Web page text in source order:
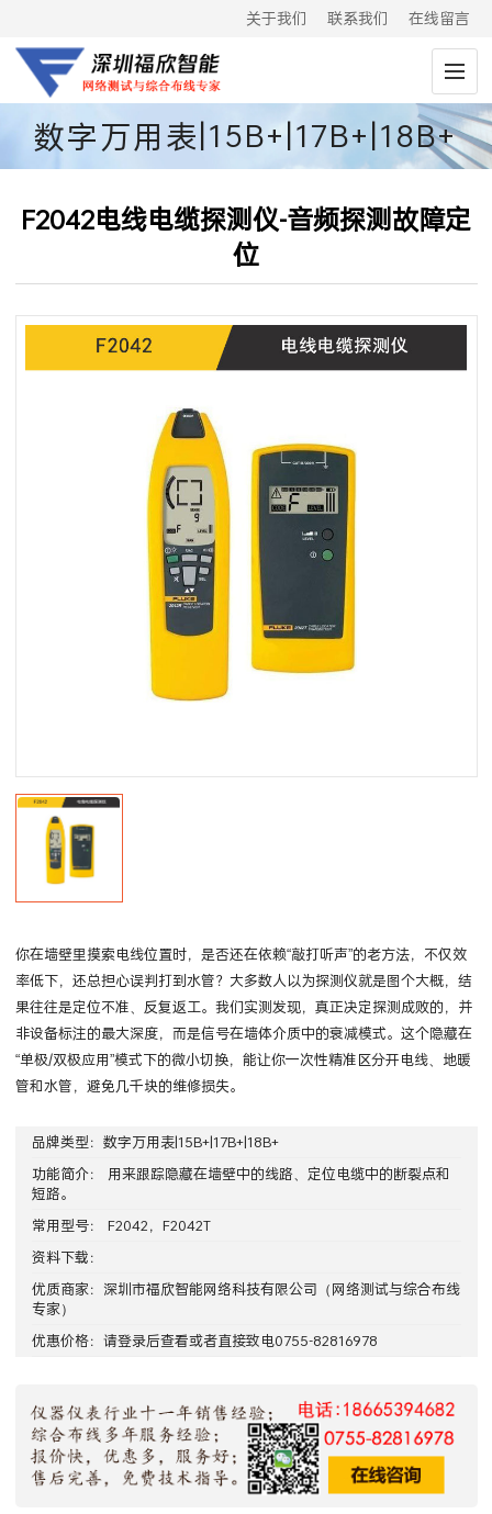
关于我们 联系我们 在线留言
数字万用表|15B+|17B+|18B+
F2042电线电缆探测仪-音频探测故障定
位
你在墙壁里摸索电线位置时，是否还在依赖“敲打听声”的老方法，不仅效
率低下，还总担心误判打到水管？大多数人以为探测仪就是图个大概，结
果往往是定位不准、反复返工。我们实测发现，真正决定探测成败的，并
非设备标注的最大深度，而是信号在墙体介质中的衰减模式。这个隐藏在
“单极/双极应用”模式下的微小切换，能让你一次性精准区分开电线、地暖
管和水管，避免几千块的维修损失。
品牌类型： 数字万用表|15B+|17B+|18B+
功能简介： 用来跟踪隐藏在墙壁中的线路、定位电缆中的断裂点和
短路。
常用型号： F2042，F2042T
资料下载：
优质商家： 深圳市福欣智能网络科技有限公司 （网络测试与综合布线
专家）
优惠价格：请登录后查看或者直接致电0755-82816978